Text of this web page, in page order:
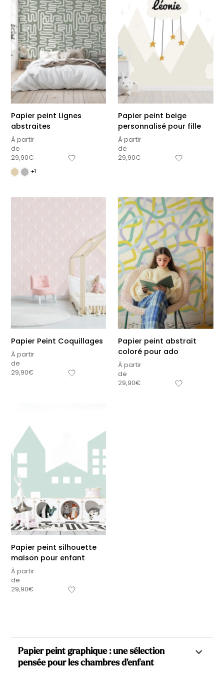
Papier peint Lignes
abstraites
À partir
de
29,90€
+1
Papier peint beige
personnalisé pour fille
À partir
de
29,90€
Papier Peint Coquillages
À partir
de
29,90€
Papier peint abstrait
coloré pour ado
À partir
de
29,90€
Papier peint silhouette
maison pour enfant
À partir
de
29,90€
Papier peint graphique : une sélection
pensée pour les chambres d'enfant